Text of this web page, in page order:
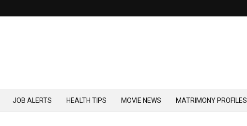
JOB ALERTS HEALTH TIPS MOVIE NEWS MATRIMONY PROFILES